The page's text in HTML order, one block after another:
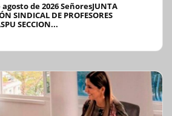
de 2026 SeñoresJUNTA
SINDICAL DE PROFESORES
SECCION...